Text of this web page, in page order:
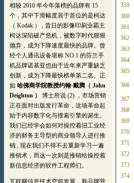
359
360
361
362
363
364
365
366
367
368
369
370
371
372
373
374